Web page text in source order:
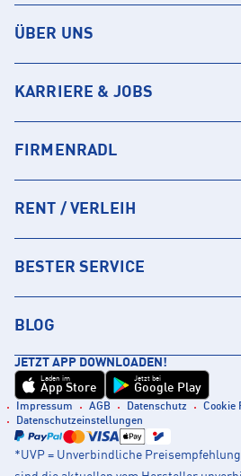
ÜBER UNS
KARRIERE & JOBS
FIRMENRADL
RENT / VERLEIH
BESTER SERVICE
BLOG
JETZT APP DOWNLOADEN!
Laden im
App Store
Jetzt bei
Google Play
Impressum AGB Datenschutz
Cookie
Datenschutzeinstellungen
*UVP = Unverbindliche